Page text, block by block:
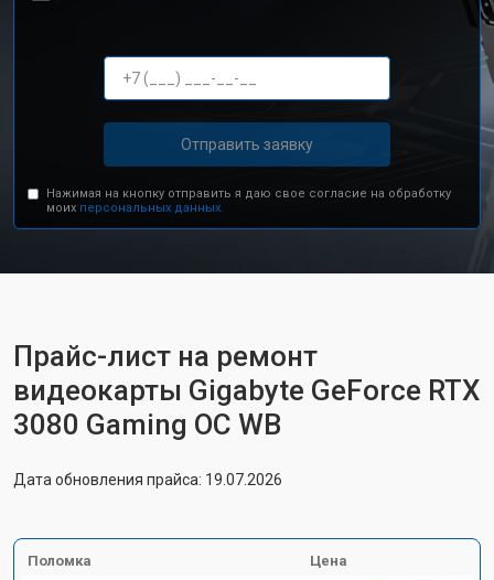
Отправить заявку
Нажимая на кнопку отправить я даю свое согласие на обработку
моих персональных данных.
Прайс-лист на ремонт
видеокарты Gigabyte GeForce RTX
3080 Gaming OC WB
Дата обновления прайса: 19.07.2026
Поломка Цена